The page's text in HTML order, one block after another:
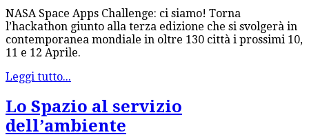
NASA Space Apps Challenge: ci siamo! Torna
l’hackathon giunto alla terza edizione che si svolgerà in
contemporanea mondiale in oltre 130 città i prossimi 10,
11 e 12 Aprile.
Leggi tutto...
Lo Spazio al servizio
dell’ambiente